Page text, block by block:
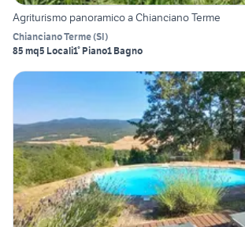
Agriturismo panoramico a Chianciano Terme
Chianciano Terme(SI)
85 mq5 Locali1° Piano1 Bagno